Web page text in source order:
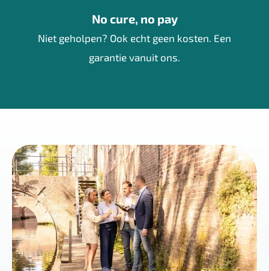
No cure, no pay
Niet geholpen? Ook echt geen kosten. Een
garantie vanuit ons.